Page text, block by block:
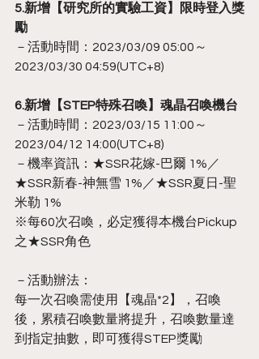
5.新增【研究所的實驗工資】限時登入獎
勵
－活動時間：2023/03/09 05:00～
2023/03/30 04:59(UTC+8)
6.新增【STEP特殊召喚】魂晶召喚機台
－活動時間：2023/03/15 11:00～
2023/04/12 14:00(UTC+8)
－機率資訊：★SSR花嫁-巴爾 1%／
★SSR新春-神無雪 1%／★SSR夏日-聖
米勒 1%
※每60次召喚，必定獲得本機台Pickup
之★SSR角色
－活動辦法：
每一次召喚需使用【魂晶*2】，召喚
後，累積召喚數量將提升，召喚數量達
到指定抽數，即可獲得STEP獎勵